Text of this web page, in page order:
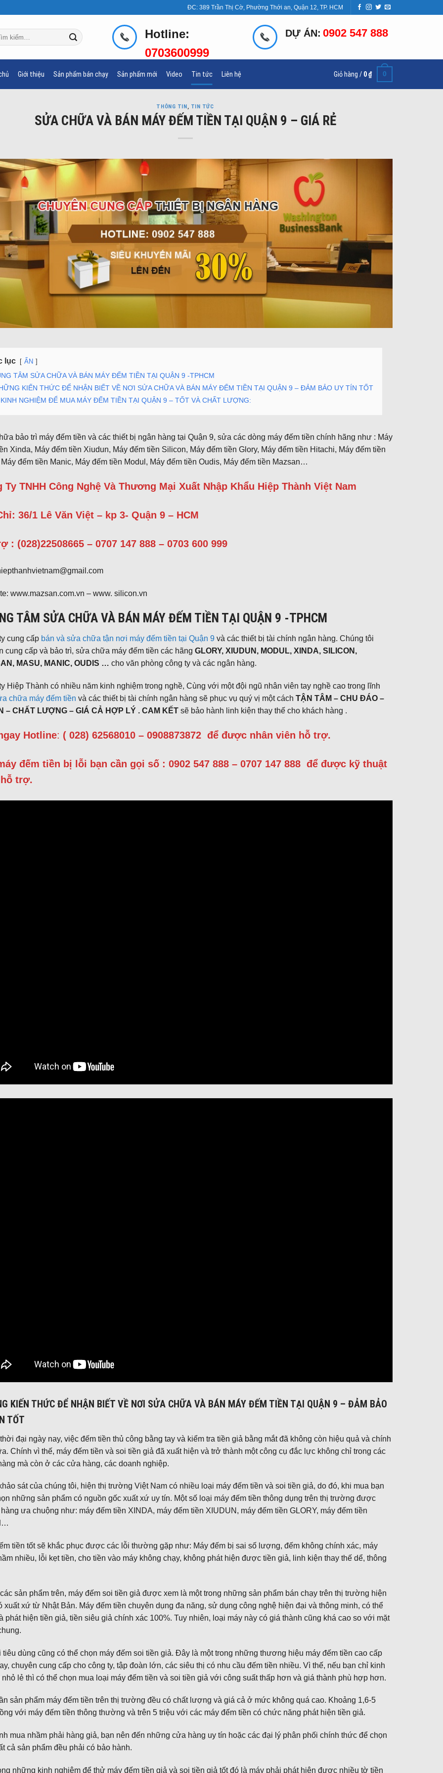
ĐC: 389 Trần Thị Cờ, Phường Thới an, Quận 12, TP. HCM
Hotline:
0703600999
DỰ ÁN: 0902 547 888
Giới thiệu Sản phẩm bán chạy Sản phẩm mới Video Tin tức Liên hệ Giỏ hàng / 0₫ 0
THÔNG TIN , TIN TỨC
SỬA CHỮA VÀ BÁN MÁY ĐẾM TIỀN TẠI QUẬN 9 – GIÁ RẺ
lục ẨN
TÂM SỬA CHỮA VÀ BÁN MÁY ĐẾM TIỀN TẠI QUẬN 9 -TPHCM
KIẾN THỨC ĐỂ NHẬN BIẾT VỀ NƠI SỬA CHỮA VÀ BÁN MÁY ĐẾM TIỀN TẠI QUẬN 9 – ĐẢM BẢO UY TÍN TỐT
KINH NGHIỆM ĐỂ MUA MÁY ĐẾM TIỀN TẠI QUẬN 9 – TỐT VÀ CHẤT LƯỢNG:
bảo trì máy đếm tiền và các thiết bị ngân hàng tại Quận 9, sửa các dòng máy đếm tiền chính hãng như : Máy
Xinda, Máy đếm tiền Xiudun, Máy đếm tiền Silicon, Máy đếm tiền Glory, Máy đếm tiền Hitachi, Máy đếm tiền
Máy đếm tiền Manic, Máy đếm tiền Modul, Máy đếm tiền Oudis, Máy đếm tiền Mazsan…
Ty TNHH Công Nghệ Và Thương Mại Xuất Nhập Khẩu Hiệp Thành Việt Nam
36/1 Lê Văn Việt – kp 3- Quận 9 – HCM
: (028)22508665 – 0707 147 888 – 0703 600 999
www.mazsan.com.vn – www. silicon.vn
TÂM SỬA CHỮA VÀ BÁN MÁY ĐẾM TIỀN TẠI QUẬN 9 -TPHCM
cung cấp bán và sửa chữa tận nơi máy đếm tiền tại Quận 9 và các thiết bị tài chính ngân hàng. Chúng tôi
cung cấp và bảo trì, sửa chữa máy đếm tiền các hãng GLORY, XIUDUN, MODUL, XINDA, SILICON,
MASU, MANIC, OUDIS … cho văn phòng công ty và các ngân hàng.
Hiệp Thành có nhiều năm kinh nghiệm trong nghề, Cùng với một đội ngũ nhân viên tay nghề cao trong lĩnh
chữa máy đếm tiền và các thiết bị tài chính ngân hàng sẽ phục vụ quý vị một cách TẬN TÂM – CHU ĐÁO –
– CHẤT LƯỢNG – GIÁ CẢ HỢP LÝ . CAM KẾT sẽ bảo hành linh kiện thay thế cho khách hàng .
Hotline: ( 028) 62568010 – 0908873872 để được nhân viên hỗ trợ.
đếm tiền bị lỗi bạn cần gọi số : 0902 547 888 – 0707 147 888 để được kỹ thuật
trợ.
KIẾN THỨC ĐỂ NHẬN BIẾT VỀ NƠI SỬA CHỮA VÀ BÁN MÁY ĐẾM TIỀN TẠI QUẬN 9 – ĐẢM BẢO
TỐT
đại ngày nay, việc đếm tiền thủ công bằng tay và kiểm tra tiền giả bằng mắt đã không còn hiệu quả và chính
Chính vì thế, máy đếm tiền và soi tiền giả đã xuất hiện và trở thành một công cụ đắc lực không chỉ trong các
mà còn ở các cửa hàng, các doanh nghiệp.
sát của chúng tôi, hiện thị trường Việt Nam có nhiều loại máy đếm tiền và soi tiền giả, do đó, khi mua bạn
những sản phẩm có nguồn gốc xuất xứ uy tín. Một số loại máy đếm tiền thông dụng trên thị trường được
hàng ưa chuộng như: máy đếm tiền XINDA, máy đếm tiền XIUDUN, máy đếm tiền GLORY, máy đếm tiền
tiền tốt sẽ khắc phục được các lỗi thường gặp như: Máy đếm bị sai số lượng, đếm không chính xác, máy
nhiều, lỗi kẹt tiền, cho tiền vào máy không chạy, không phát hiện được tiền giả, linh kiện thay thế dể, thông
sản phẩm trên, máy đếm soi tiền giả được xem là một trong những sản phẩm bán chạy trên thị trường hiện
xuất xứ từ Nhật Bản. Máy đếm tiền chuyên dụng đa năng, sử dụng công nghệ hiện đại và thông minh, có thể
phát hiện tiền giả, tiền siêu giả chính xác 100%. Tuy nhiên, loại máy này có giá thành cũng khá cao so với mặt
dùng cũng có thể chọn máy đếm soi tiền giả. Đây là một trong những thương hiệu máy đếm tiền cao cấp
chuyên cung cấp cho công ty, tập đoàn lớn, các siêu thị có nhu cầu đếm tiền nhiều. Vì thế, nếu bạn chỉ kinh
nhỏ lẻ thì có thể chọn mua loại máy đếm tiền và soi tiền giả với công suất thấp hơn và giá thành phù hợp hơn.
sản phẩm máy đếm tiền trên thị trường đều có chất lượng và giá cả ở mức không quá cao. Khoảng 1,6-5
với máy đếm tiền thông thường và trên 5 triệu với các máy đếm tiền có chức năng phát hiện tiền giả.
mua nhầm phải hàng giả, bạn nên đến những cửa hàng uy tín hoặc các đại lý phân phối chính thức để chọn
cả sản phẩm đều phải có bảo hành.
những kinh nghiệm để thử máy đếm tiền giả và soi tiền giả tốt đó là máy phải phát hiện được nhiều tờ tiền